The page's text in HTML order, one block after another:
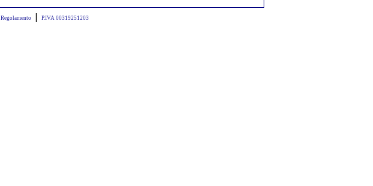
Regolamento | P.IVA 00319251203